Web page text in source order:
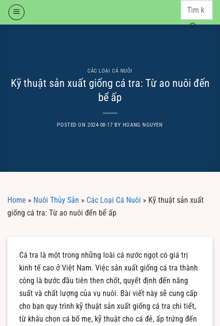
Skip
CÁC LOẠI CÁ NUÔI
Kỹ thuật sản xuất giống cá tra: Từ ao nuôi đến
bể ấp
POSTED ON 2024-08-17 BY HOANG NGUYEN
Home » Nuôi Thủy Sản » Các Loại Cá Nuôi » Kỹ thuật sản xuất
giống cá tra: Từ ao nuôi đến bể ấp
Cá tra là một trong những loài cá nước ngọt có giá trị
kinh tế cao ở Việt Nam. Việc sản xuất giống cá tra thành
công là bước đầu tiên then chốt, quyết định đến năng
suất và chất lượng của vụ nuôi. Bài viết này sẽ cung cấp
cho bạn quy trình kỹ thuật sản xuất giống cá tra chi tiết,
từ khâu chọn cá bố mẹ, kỹ thuật cho cá đẻ, ấp trứng đến